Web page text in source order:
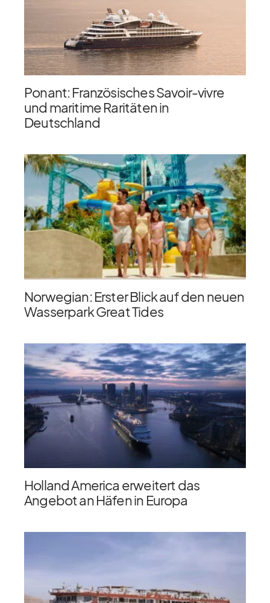
Ponant: Französisches Savoir-vivre
und maritime Raritäten in
Deutschland
Norwegian: Erster Blick auf den neuen
Wasserpark Great Tides
Holland America erweitert das
Angebot an Häfen in Europa